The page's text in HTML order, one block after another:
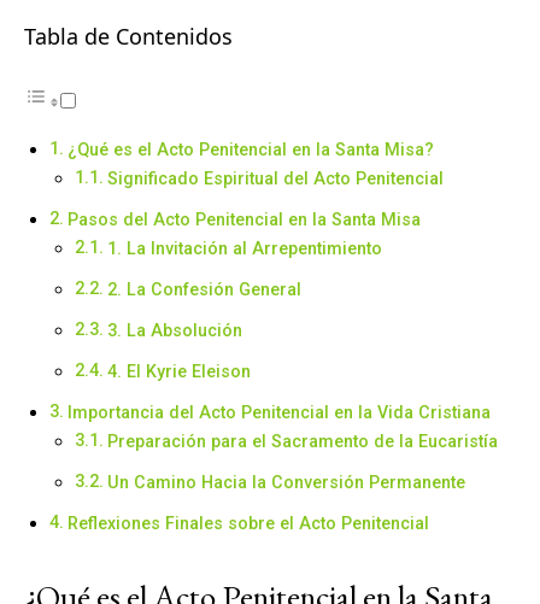
Tabla de Contenidos
¿Qué es el Acto Penitencial en la Santa Misa?
Significado Espiritual del Acto Penitencial
Pasos del Acto Penitencial en la Santa Misa
1. La Invitación al Arrepentimiento
2. La Confesión General
3. La Absolución
4. El Kyrie Eleison
Importancia del Acto Penitencial en la Vida Cristiana
Preparación para el Sacramento de la Eucaristía
Un Camino Hacia la Conversión Permanente
Reflexiones Finales sobre el Acto Penitencial